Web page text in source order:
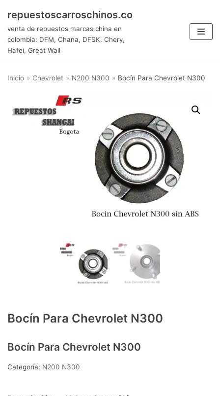
Saltar
contenido
repuestoscarroschinos.co
venta de repuestos marcas china en
colombia: DFM, Chana, DFSK, Chery,
Hafei, Great Wall
Inicio » Chevrolet » N200 N300 » Bocín Para Chevrolet N300
Bocín Para Chevrolet N300
Bocín Para Chevrolet N300
Categoría: N200 N300